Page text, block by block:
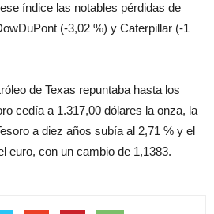
índice las notables pérdidas de
(-3,02 %) y Caterpillar (-1
de Texas repuntaba hasta los
cedía a 1.317,00 dólares la onza, la
a diez años subía al 2,71 % y el
euro, con un cambio de 1,1383.